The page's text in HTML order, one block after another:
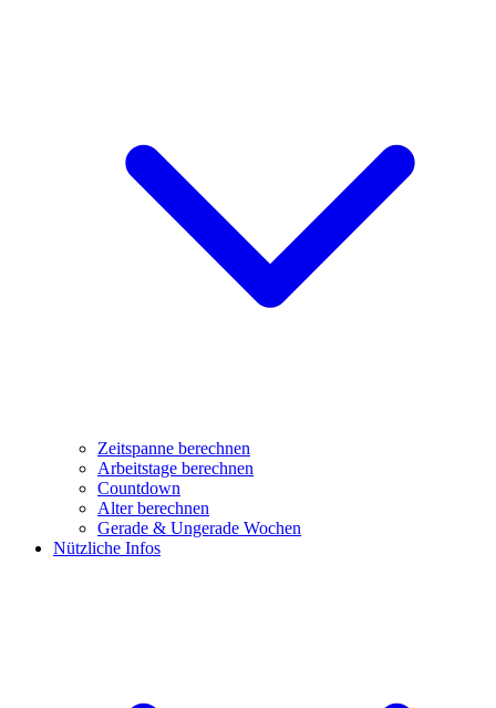
Zeitspanne berechnen
Arbeitstage berechnen
Countdown
Alter berechnen
Gerade & Ungerade Wochen
Nützliche Infos